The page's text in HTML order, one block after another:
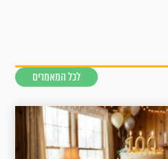
לכל המאמרים